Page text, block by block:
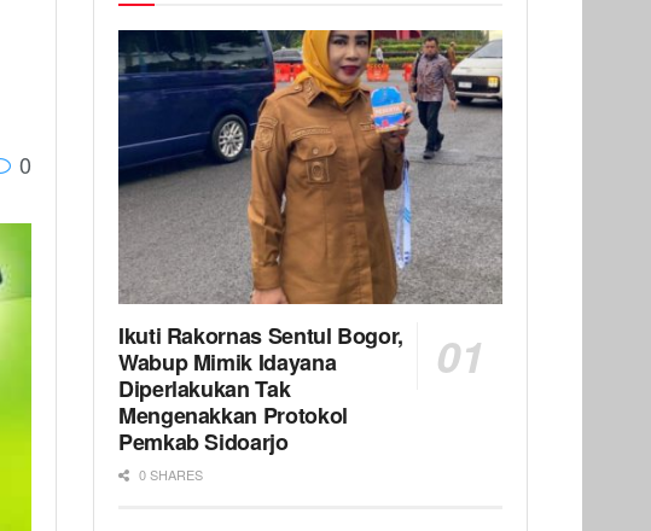
0
Ikuti Rakornas Sentul Bogor,
Wabup Mimik Idayana
Diperlakukan Tak
Mengenakkan Protokol
Pemkab Sidoarjo
0 SHARES